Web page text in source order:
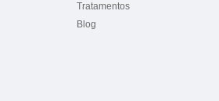
Tratamentos
Blog